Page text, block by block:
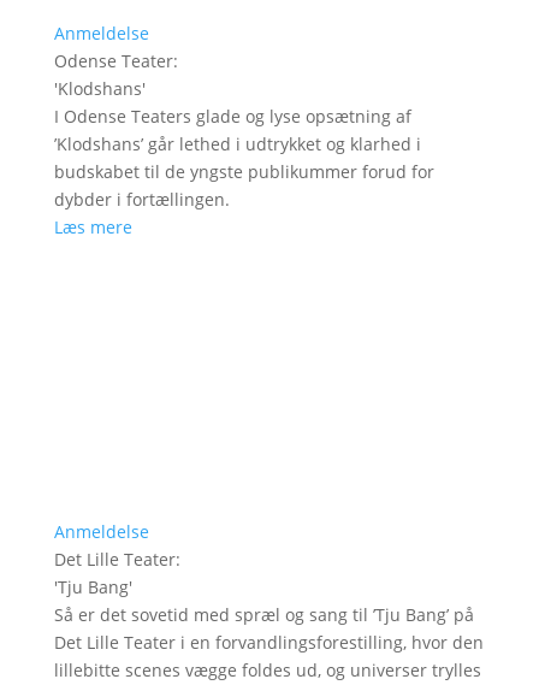
Anmeldelse
Odense Teater:
'Klodshans'
I Odense Teaters glade og lyse opsætning af
’Klodshans’ går lethed i udtrykket og klarhed i
budskabet til de yngste publikummer forud for
dybder i fortællingen.
Læs mere
Anmeldelse
Det Lille Teater:
'Tju Bang'
Så er det sovetid med spræl og sang til ’Tju Bang’ på
Det Lille Teater i en forvandlingsforestilling, hvor den
lillebitte scenes vægge foldes ud, og universer trylles